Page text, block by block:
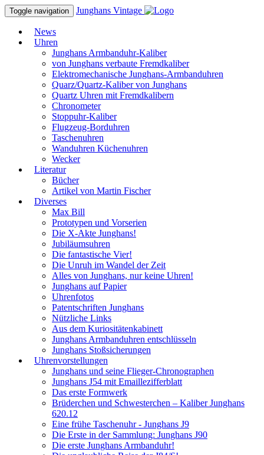
Toggle navigation Junghans Vintage
News
Uhren
Junghans Armbanduhr-Kaliber
von Junghans verbaute Fremdkaliber
Elektromechanische Junghans-Armbanduhren
Quarz/Quartz-Kaliber von Junghans
Quartz Uhren mit Fremdkalibern
Chronometer
Stoppuhr-Kaliber
Flugzeug-Borduhren
Taschenuhren
Wanduhren Küchenuhren
Wecker
Literatur
Bücher
Artikel von Martin Fischer
Diverses
Max Bill
Prototypen und Vorserien
Die X-Akte Junghans!
Jubiläumsuhren
Die fantastische Vier!
Die Unruh im Wandel der Zeit
Alles von Junghans, nur keine Uhren!
Junghans auf Papier
Uhrenfotos
Patentschriften Junghans
Nützliche Links
Aus dem Kuriositätenkabinett
Junghans Armbanduhren entschlüsseln
Junghans Stoßsicherungen
Uhrenvorstellungen
Junghans und seine Flieger-Chronographen
Junghans J54 mit Emaillezifferblatt
Das erste Formwerk
Brüderchen und Schwesterchen – Kaliber Junghans
620.12
Eine frühe Taschenuhr - Junghans J9
Die Erste in der Sammlung: Junghans J90
Die erste Junghans Armbanduhr!